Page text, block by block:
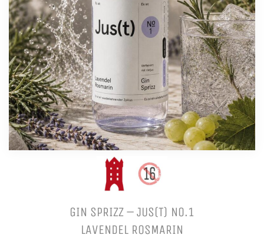
GIN SPRIZZ – JUS(T) NO.1
LAVENDEL ROSMARIN